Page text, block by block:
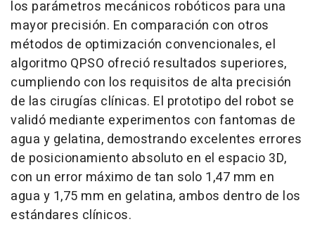
los parámetros mecánicos robóticos para una
mayor precisión. En comparación con otros
métodos de optimización convencionales, el
algoritmo QPSO ofreció resultados superiores,
cumpliendo con los requisitos de alta precisión
de las cirugías clínicas. El prototipo del robot se
validó mediante experimentos con fantomas de
agua y gelatina, demostrando excelentes errores
de posicionamiento absoluto en el espacio 3D,
con un error máximo de tan solo 1,47 mm en
agua y 1,75 mm en gelatina, ambos dentro de los
estándares clínicos.